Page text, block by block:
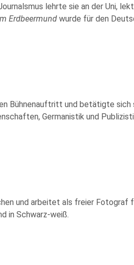
lehrte sie an der Uni,
Erdbeermundwurde für den
Bühnenauftritt und betätigte
Germanistik und
und arbeitet als freier Fotograf
in Schwarz-weiß.